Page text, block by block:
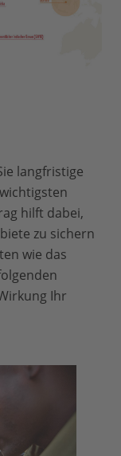
langfristige
hilft dabei,
zu sichern
wie das
Ihr